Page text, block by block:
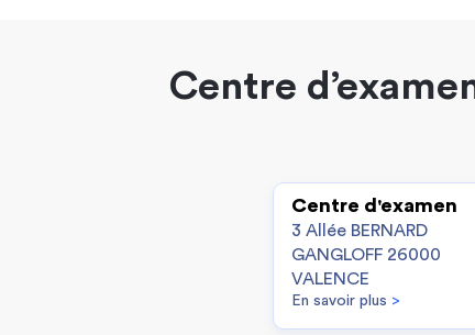
Centre
Centre d'examen
3 Allée BERNARD
GANGLOFF 26000
VALENCE
En savoir plus >